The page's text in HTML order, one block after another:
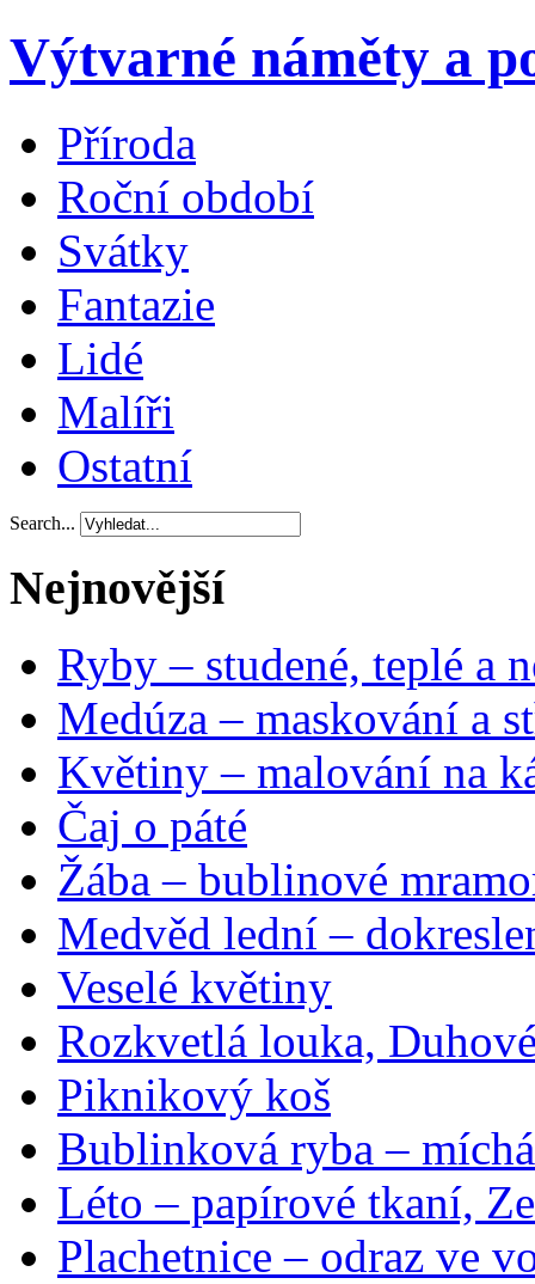
Výtvarné náměty a
Příroda
Roční období
Svátky
Fantazie
Lidé
Malíři
Ostatní
Search...
Nejnovější
Ryby – studené, teplé a
Medúza – maskování a
Květiny – malování na
Čaj o páté
Žába – bublinové
Medvěd lední –
Veselé květiny
Rozkvetlá louka,
Piknikový koš
Bublinková ryba –
Léto – papírové tkaní,
Plachetnice – odraz ve